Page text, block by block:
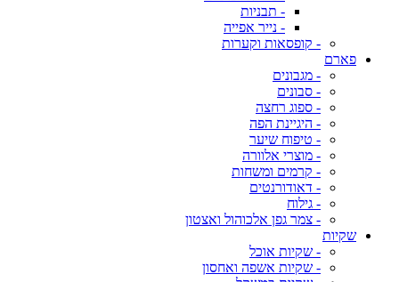
- תבניות
- נייר אפייה
- קופסאות וקערות
פארם
- מגבונים
- סבונים
- ספוג רחצה
- היגיינת הפה
- טיפוח שיער
- מוצרי אלוורה
- קרמים ומשחות
- דאודורנטים
- גילוח
- צמר גפן אלכוהול ואצטון
שקיות
- שקיות אוכל
- שקיות אשפה ואחסון